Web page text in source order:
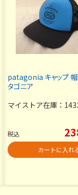
patagonia キャップ
タゴニア
マイストア在庫：
税込
カートに入れ